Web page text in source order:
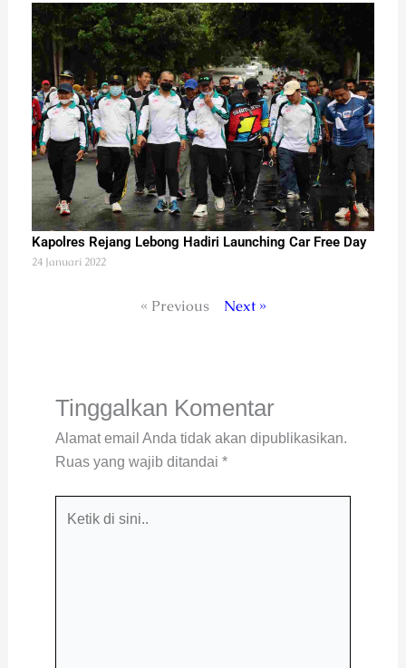
Kapolres Rejang Lebong Hadiri Launching Car Free Day
24 Januari 2022
« Previous Next »
Tinggalkan Komentar
Alamat email Anda tidak akan dipublikasikan.
Ruas yang wajib ditandai *